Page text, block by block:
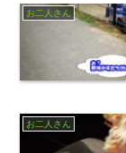
お二人さん
お二人さん